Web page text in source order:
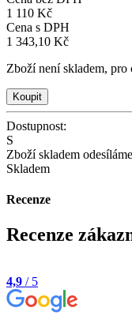
1 110 Kč
Cena s DPH
1 343,10 Kč
Zboží není skladem, pro
Dostupnost:
S
Zboží skladem
Skladem
Recenze
Recenze
4,9 / 5